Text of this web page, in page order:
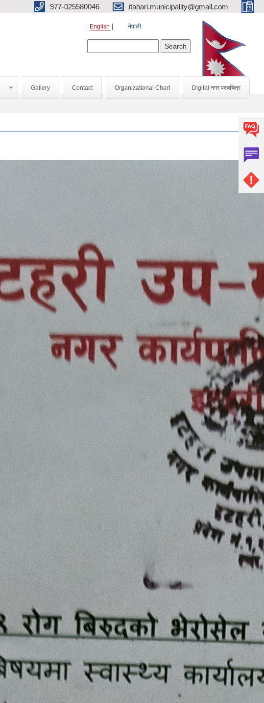
977-025580046 itahari.municipality@gmail.com
English नेपाली
Gallery Contact Organizational Chart Digital नगर पश्चचित्र